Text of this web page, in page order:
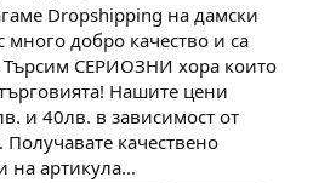
Dropshipping на дамски
много добро качество и са
СЕРИОЗНИ хора които
Нашите цени
и 40лв. в зависимост от
Получавате качествено
на артикула...